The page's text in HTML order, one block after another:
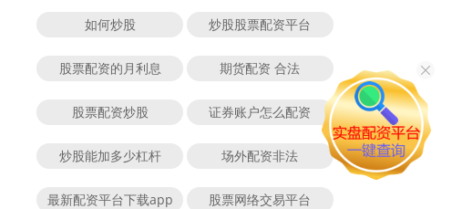
如何炒股 炒股股票配资平台
股票配资的月利息 期货配资 合法
股票配资炒股 证券账户怎么配资
炒股能加多少杠杆 场外配资非法
最新配资平台下载app 股票网络交易平台